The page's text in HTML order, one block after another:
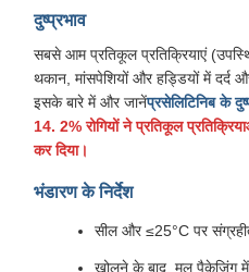
दुष्प्रभाव
सबसे आम प्रतिकूल प्रतिक्रियाएं
थकान, मांसपेशियों और हड्डियों में दर्द
इसके बारे में और जानेंप्रसेलिटिनिब के
14. 2% रोगियों ने प्रतिकूल
कर दिया।
भंडारण के निर्देश
सील और ≤25°C पर
खोलने के बाद, मूल पैकेजिंग